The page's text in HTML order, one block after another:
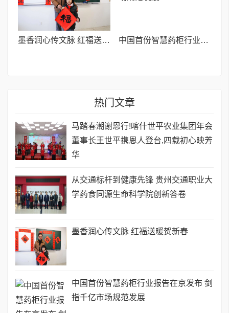
墨香润心传文脉 红福送暖贺新春 中国首份智慧药柜行业报告在京发布 剑指千亿市场规范发展
热门文章
马踏春潮谢恩行!喀什世平农业集团年会
董事长王世平携恩人登台,四载初心映芳
华
从交通标杆到健康先锋 贵州交通职业大
学药食同源生命科学院创新答卷
墨香润心传文脉 红福送暖贺新春
中国首份智慧药柜行业报告在京发布 剑
指千亿市场规范发展